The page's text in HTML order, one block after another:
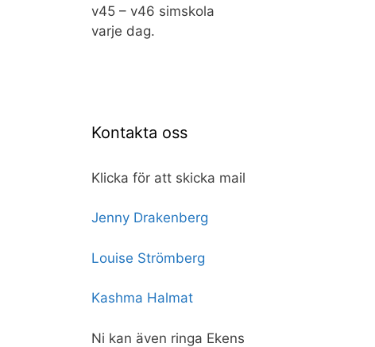
v45 – v46 simskola
varje dag.
Kontakta oss
Klicka för att skicka mail
Jenny Drakenberg
Louise Strömberg
Kashma Halmat
Ni kan även ringa Ekens